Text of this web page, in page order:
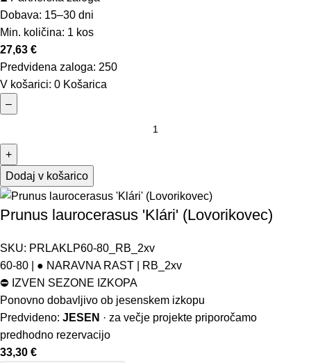
Dobava: 15–30 dni
Min. količina: 1 kos
27,63 €
Predvidena zaloga: 250
V košarici: 0 Košarica
–
+
Dodaj v košarico
Prunus laurocerasus 'Klári' (Lovorikovec)
SKU: PRLAKLP60-80_RB_2xv
60-80 | ● NARAVNA RAST | RB_2xv
⛔ IZVEN SEZONE IZKOPA
Ponovno dobavljivo ob jesenskem izkopu
Predvideno: JESEN · za večje projekte priporočamo
predhodno rezervacijo
33,30 €